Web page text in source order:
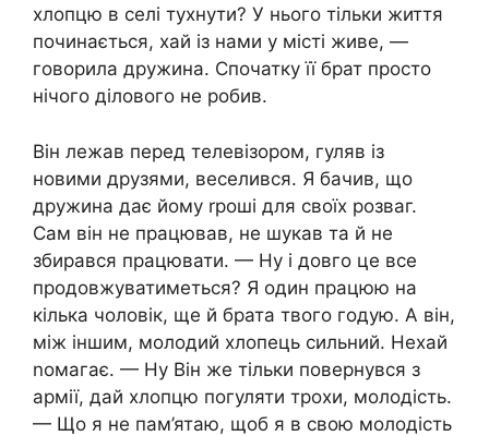
хлопцю в селі тухнути? У нього тільки життя
починається, хай із нами у місті живе, —
говорила дружина. Спочатку її брат просто
нічого ділового не робив.
Він лежав перед телевізором, гуляв із
новими друзями, веселився. Я бачив, що
дружина дає йому rроші для своїх розваг.
Сам він не працював, не шукав та й не
збирався працювати. — Ну і довго це все
продовжуватиметься? Я один працюю на
кілька чоловік, ще й брата твого годую. А він,
між іншим, молодий хлопець сильний. Нехай
nомагає. — Ну Він же тільки повернувся з
армії, дай хлопцю погуляти трохи, молодість.
— Що я не пам’ятаю, щоб я в свою молодість